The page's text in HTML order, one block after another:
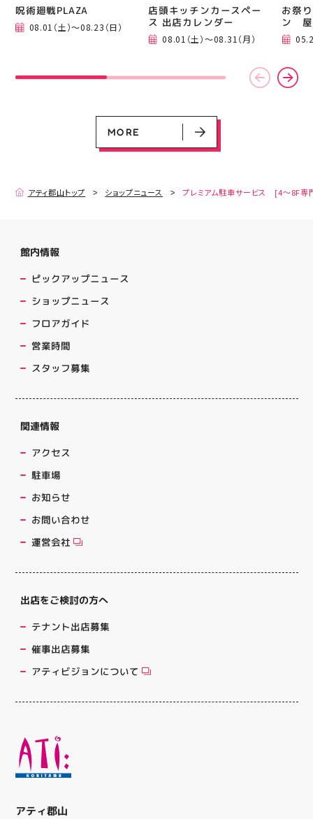
EVENT
EVENT
店頭キッチンカースペース 出店カ
08.01（土）～08.31（月）
EVENT
お祭りBBQビアガーデン 屋上で好
05.21（木）～09.27（日）
CAMPAIGN
ヨドバシカメラ 平日限定1時間駐
CAMPAIGN
プレミアム駐車サービス [4～8F
呪術廻戦PLAZA
08.01（土）～08.23（日）
店頭キッチンカースペー
ス 出店カレンダー
08.01（土）～08.31（月）
お祭
ン 屋
MORE
アティ郡山トップ ショップニュース プレミアム駐車サービス [4～8F専
アティ郡山
館内情報
ピックアップニュース
ショップニュース
フロアガイド
営業時間
スタッフ募集
関連情報
アクセス
駐車場
お知らせ
お問い合わせ
運営会社
出店をご検討の方へ
テナント出店募集
催事出店募集
アティビジョンについて